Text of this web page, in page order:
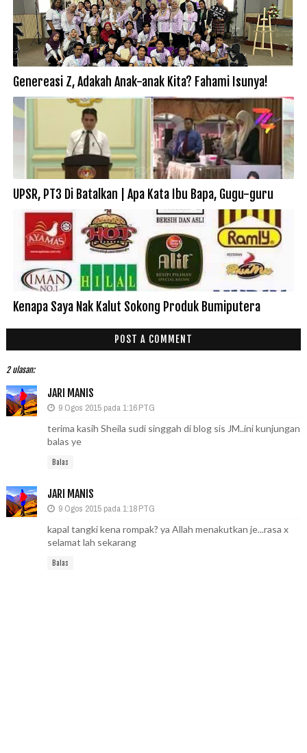
Genereasi Z, Adakah Anak-anak Kita? Fahami Isunya!
UPSR, PT3 Di Batalkan | Apa Kata Ibu Bapa, Gugu-guru
Kenapa Saya Nak Kalut Sokong Produk Bumiputera
POST A COMMENT
2 ulasan:
JARI MANIS
9 Ogos 2015 pada 1:16 PTG
terima kasih Sheila sudi singgah di blog sis JM..ini kunjungan
balas ye
Balas
JARI MANIS
9 Ogos 2015 pada 1:18 PTG
kapal tangki kena rompak? ya Allah menakutkan je...rasa x
selamat lah sekarang
Balas